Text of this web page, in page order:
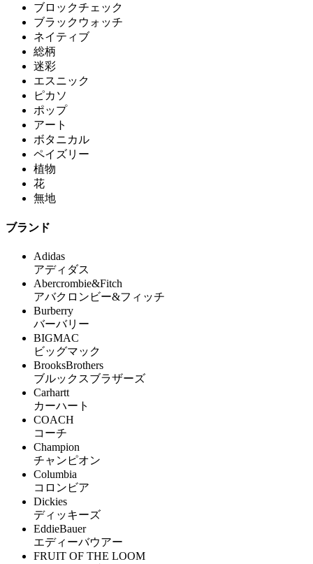
ブロックチェック
ブラックウォッチ
ネイティブ
総柄
迷彩
エスニック
ピカソ
ポップ
アート
ボタニカル
ペイズリー
植物
花
無地
ブランド
Adidas
アディダス
Abercrombie&Fitch
アバクロンビー&フィッチ
Burberry
バーバリー
BIGMAC
ビッグマック
BrooksBrothers
ブルックスブラザーズ
Carhartt
カーハート
COACH
コーチ
Champion
チャンピオン
Columbia
コロンビア
Dickies
ディッキーズ
EddieBauer
エディーバウアー
FRUIT OF THE LOOM